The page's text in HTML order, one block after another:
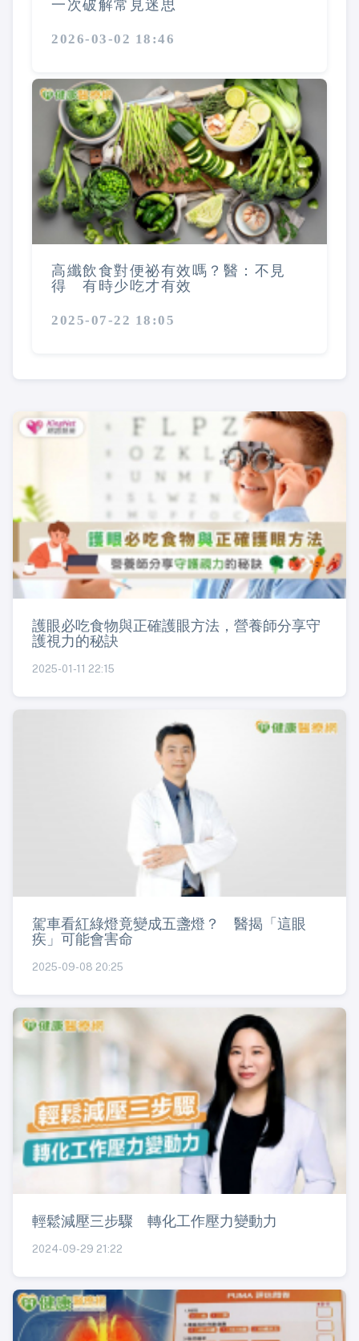
一次破解常見迷思
2026-03-02 18:46
高纖飲食對便祕有效嗎？醫：不見
得 有時少吃才有效
2025-07-22 18:05
護眼必吃食物與正確護眼方法，營養師分享守
護視力的秘訣
2025-01-11 22:15
駕車看紅綠燈竟變成五盞燈？ 醫揭「這眼
疾」可能會害命
2025-09-08 20:25
輕鬆減壓三步驟 轉化工作壓力變動力
2024-09-29 21:22